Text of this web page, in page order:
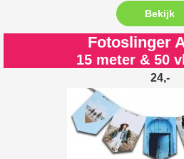
Bekijk
Fotoslinger
15 meter & 50
24,-